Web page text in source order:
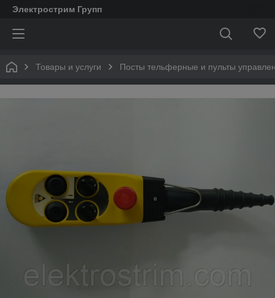
Электрострим Групп
Товары и услуги Посты тельферные и пульты